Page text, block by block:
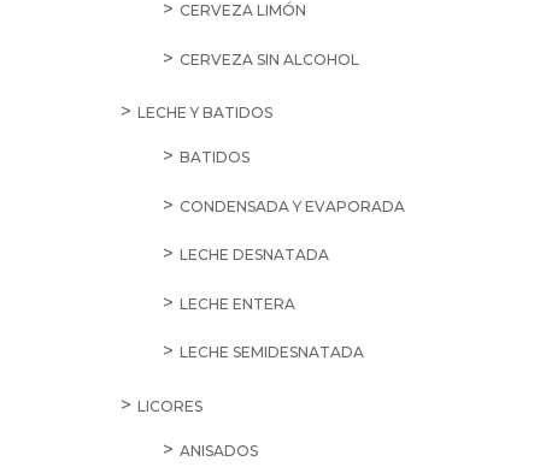
CERVEZA LIMÓN
CERVEZA SIN ALCOHOL
LECHE Y BATIDOS
BATIDOS
CONDENSADA Y EVAPORADA
LECHE DESNATADA
LECHE ENTERA
LECHE SEMIDESNATADA
LICORES
ANISADOS